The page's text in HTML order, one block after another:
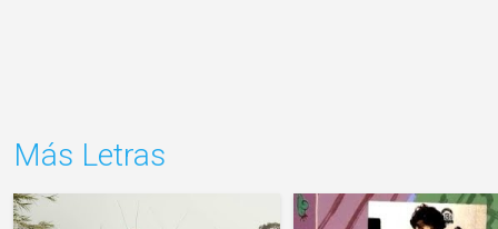
Más Letras